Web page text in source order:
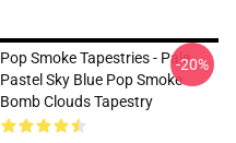
Pop Smoke Tapestries - Pale
Pastel Sky Blue Pop Smoke
Bomb Clouds Tapestry
-20%